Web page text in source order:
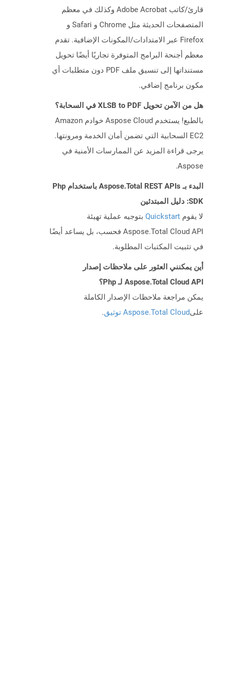
قارئ/كاتب Adobe Acrobat وكذلك في معظم
المتصفحات الحديثة مثل Chrome و Safari و
Firefox عبر الامتدادات/المكونات الإضافية. تقدم
معظم أجنحة البرامج المتوفرة تجاريًا أيضًا تحويل
مستنداتها إلى تنسيق ملف PDF دون متطلبات أي
مكون برنامج إضافي.
هل من الآمن تحويل XLSB to PDF في السحابة؟
بالطبع! يستخدم Aspose Cloud خوادم Amazon
EC2 السحابية التي تضمن أمان الخدمة ومرونتها.
يرجى قراءة المزيد عن الممارسات الأمنية في
Aspose.
البدء بـ Aspose.Total REST APIs باستخدام Php
SDK: دليل المبتدئين
لا يقوم Quickstart بتوجيه عملية تهيئة
Aspose.Total Cloud API فحسب، بل يساعد أيضًا
في تثبيت المكتبات المطلوبة.
أين يمكنني العثور على ملاحظات إصدار
Aspose.Total Cloud API لـ Php؟
يمكن مراجعة ملاحظات الإصدار الكاملة
علىAspose.Total Cloud توثيق .